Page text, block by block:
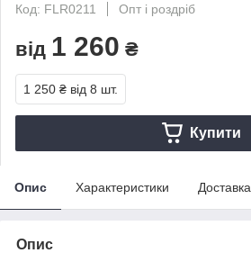
Код: FLR0211
Опт і роздріб
від 1 260 ₴
1 250 ₴ від 8 шт.
Купити
Опис Характеристики Доставка
Опис